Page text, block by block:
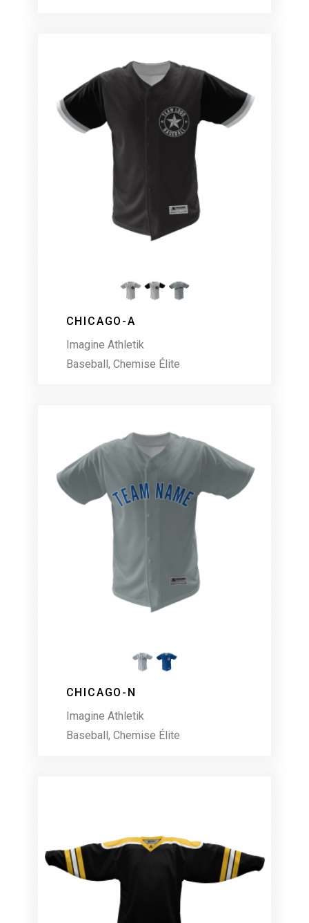
CHICAGO-A
Imagine Athletik
Baseball, Chemise Élite
CHICAGO-N
Imagine Athletik
Baseball, Chemise Élite